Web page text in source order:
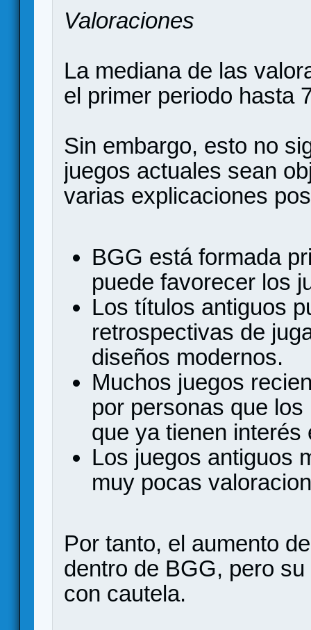
Valoraciones
La mediana de las
el primer periodo hasta
Sin embargo, esto no
juegos actuales sean
varias explicaciones
BGG está formada
puede favorecer los
Los títulos antiguos
retrospectivas de
diseños modernos.
Muchos juegos
por personas que
que ya tienen interés
Los juegos antiguos
muy pocas
Por tanto, el aumento
dentro de BGG, pero
con cautela.